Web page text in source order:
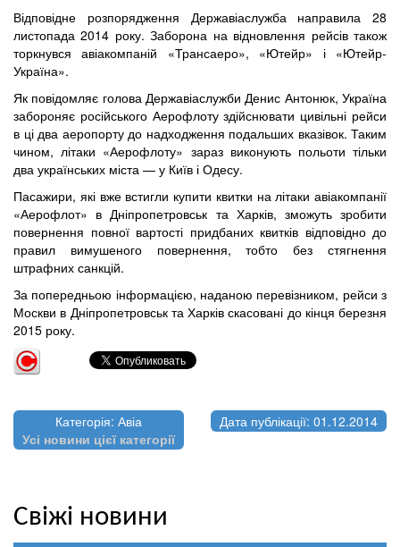
Відповідне розпорядження Державіаслужба направила 28
листопада 2014 року. Заборона на відновлення рейсів також
торкнувся авіакомпаній «Трансаеро», «Ютейр» і «Ютейр-
Україна».
Як повідомляє голова Державіаслужби Денис Антонюк, Україна
забороняє російського Аерофлоту здійснювати цивільні рейси
в ці два аеропорту до надходження подальших вказівок. Таким
чином, літаки «Аерофлоту» зараз виконують польоти тільки
два українських міста — у Київ і Одесу.
Пасажири, які вже встигли купити квитки на літаки авіакомпанії
«Аерофлот» в Дніпропетровськ та Харків, зможуть зробити
повернення повної вартості придбаних квитків відповідно до
правил вимушеного повернення, тобто без стягнення
штрафних санкцій.
За попередньою інформацією, наданою перевізником, рейси з
Москви в Дніпропетровськ та Харків скасовані до кінця березня
2015 року.
Категорія: Авіа
Усі новини цієї категорії
Дата публікації: 01.12.2014
Свіжі новини